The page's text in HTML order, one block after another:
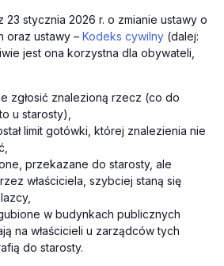
23 stycznia 2026 r. o zmianie ustawy o
oraz ustawy – Kodeks cywilny (dalej:
jest ona korzystna dla obywateli,
zgłosić znalezioną rzecz (co do
u starosty),
limit gotówki, której znalezienia nie
przekazane do starosty, ale
właściciela, szybciej staną się
w budynkach publicznych
na właścicieli u zarządców tych
do starosty.